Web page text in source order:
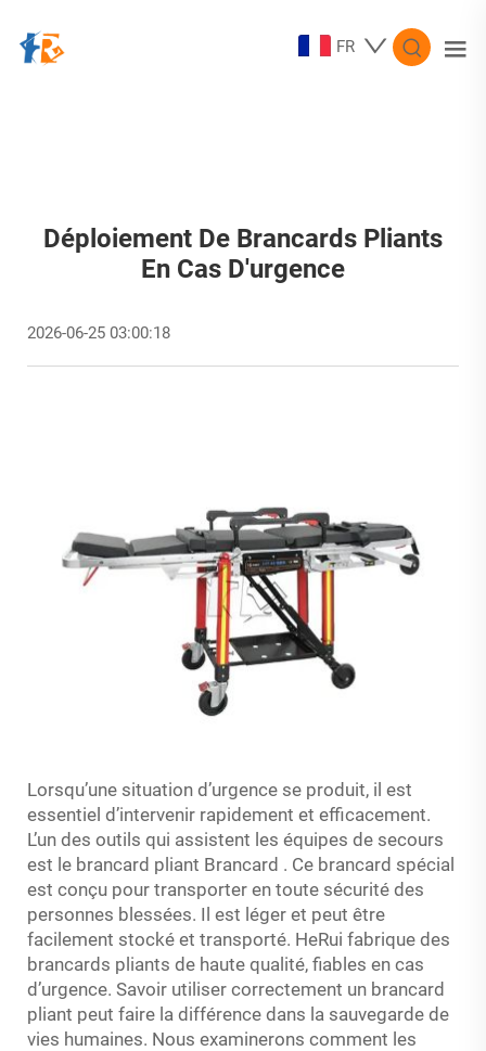
FR
Déploiement De Brancards Pliants
En Cas D'urgence
2026-06-25 03:00:18
Lorsqu’une situation d’urgence se produit, il est
essentiel d’intervenir rapidement et efficacement.
L’un des outils qui assistent les équipes de secours
est le brancard pliant Brancard . Ce brancard spécial
est conçu pour transporter en toute sécurité des
personnes blessées. Il est léger et peut être
facilement stocké et transporté. HeRui fabrique des
brancards pliants de haute qualité, fiables en cas
d’urgence. Savoir utiliser correctement un brancard
pliant peut faire la différence dans la sauvegarde de
vies humaines. Nous examinerons comment les